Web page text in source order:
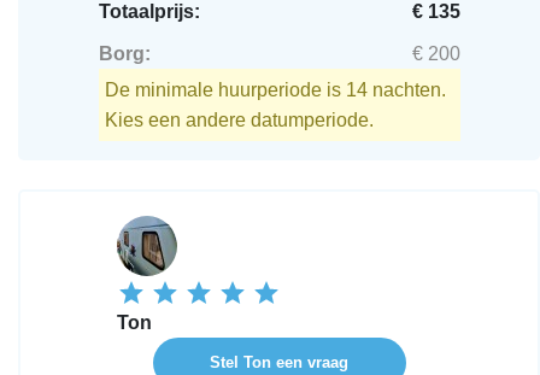
Totaalprijs:
€ 135
Borg:
€ 200
De minimale huurperiode is 14 nachten.
Kies een andere datumperiode.
Ton
Stel Ton een vraag